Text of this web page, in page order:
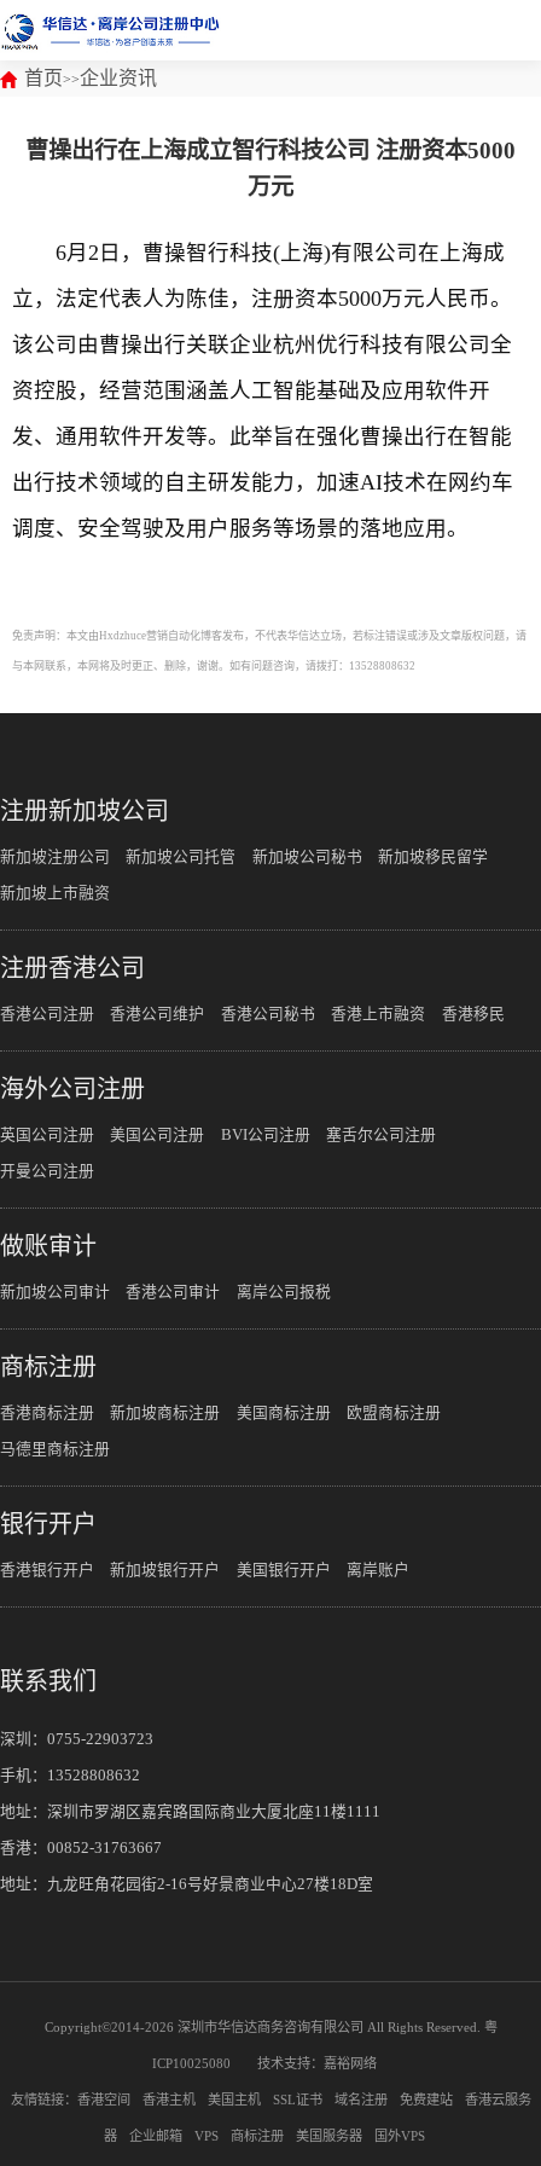
首页>>企业资讯
曹操出行在上海成立智行科技公司 注册资本5000
万元
6月2日，曹操智行科技(上海)有限公司在上海成
立，法定代表人为陈佳，注册资本5000万元人民币。
该公司由曹操出行关联企业杭州优行科技有限公司全
资控股，经营范围涵盖人工智能基础及应用软件开
发、通用软件开发等。此举旨在强化曹操出行在智能
出行技术领域的自主研发能力，加速AI技术在网约车
调度、安全驾驶及用户服务等场景的落地应用。
免责声明：本文由Hxdzhuce营销自动化博客发布，不代表华信达立场，若标注错误或涉及文章版权问题，请
与本网联系，本网将及时更正、删除，谢谢。如有问题咨询，请拨打：13528808632
注册新加坡公司
新加坡注册公司 新加坡公司托管 新加坡公司秘书 新加坡移民留学
新加坡上市融资
注册香港公司
香港公司注册 香港公司维护 香港公司秘书 香港上市融资 香港移民
海外公司注册
英国公司注册 美国公司注册 BVI公司注册 塞舌尔公司注册
开曼公司注册
做账审计
新加坡公司审计 香港公司审计 离岸公司报税
商标注册
香港商标注册 新加坡商标注册 美国商标注册 欧盟商标注册
马德里商标注册
银行开户
香港银行开户 新加坡银行开户 美国银行开户 离岸账户
联系我们
深圳： 0755-22903723
手机： 13528808632
地址：深圳市罗湖区嘉宾路国际商业大厦北座11楼1111
香港：00852-31763667
地址：九龙旺角花园街2-16号好景商业中心27楼18D室
Copyright©2014-2026 深圳市华信达商务咨询有限公司 All Rights Reserved. 粤
ICP10025080 技术支持： 嘉裕网络
友情链接： 香港空间 香港主机 美国主机 SSL证书 域名注册 免费建站 香港云服务
器 企业邮箱 VPS 商标注册 美国服务器 国外VPS